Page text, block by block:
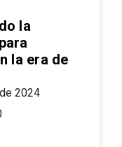
la
la era de
2024